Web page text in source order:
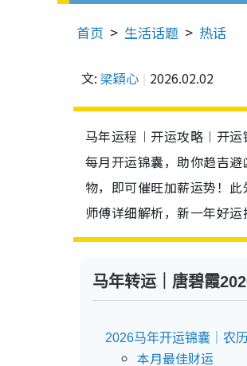
首页 生活话题 热话
文: 梁穎心 2026.02.02
马年运程︱开运攻略︱开
每月开运锦囊，助你趋吉
物，即可催旺加薪运势！
师傅详细解析，新一年好运
马年转运｜唐碧霞
2026马年开运锦囊｜农
本月最佳财运